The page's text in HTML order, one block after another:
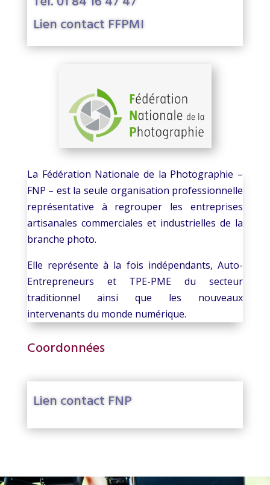
Lien contact FFPMI
La Fédération Nationale de la Photographie –
FNP – est la seule organisation professionnelle
représentative à regrouper les entreprises
artisanales commerciales et industrielles de la
branche photo.
Elle représente à la fois indépendants, Auto-
Entrepreneurs et TPE-PME du secteur
traditionnel ainsi que les nouveaux
intervenants du monde numérique.
Coordonnées
Lien contact FNP